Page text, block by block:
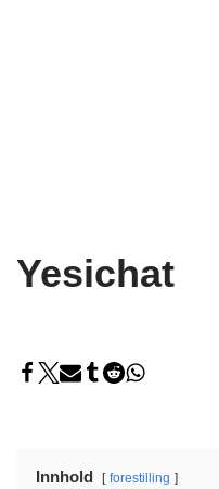
Yesichat
Innhold forestilling